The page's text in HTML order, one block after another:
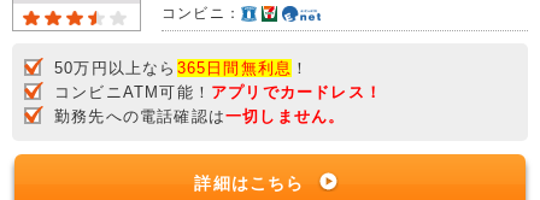
コンビニ：
50万円以上なら 365日間無利息 ！
コンビニATM可能！ アプリでカードレス！
勤務先への電話確認は一切しません。
詳細はこちら